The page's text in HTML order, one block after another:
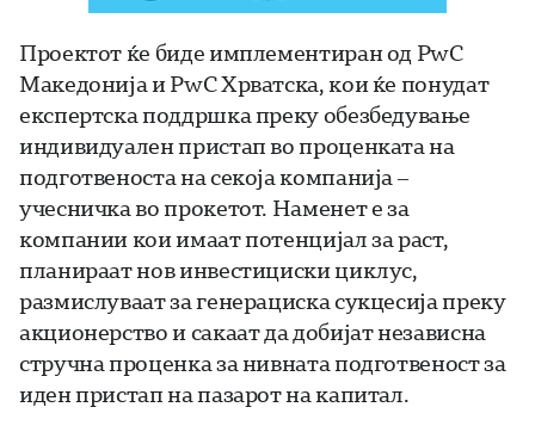
Проектот ќе биде имплементиран од PwC
Македонија и PwC Хрватска, кои ќе понудат
експертска поддршка преку обезбедување
индивидуален пристап во проценката на
подготвеноста на секоја компанија –
учесничка во прокетот. Наменет е за
компании кои имаат потенцијал за раст,
планираат нов инвестициски циклус,
размислуваат за генерациска сукцесија преку
акционерство и сакаат да добијат независна
стручна проценка за нивната подготвеност за
иден пристап на пазарот на капитал.